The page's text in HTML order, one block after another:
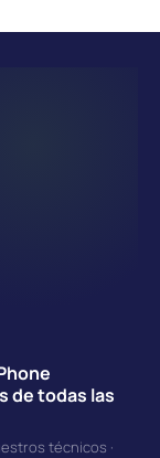
de todas las
técnicos ·